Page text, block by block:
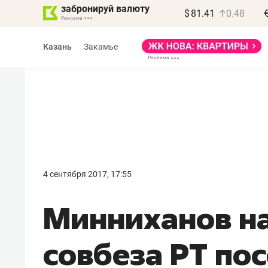
забронируй валюту $ 81.41 0.48
Казань Закамье
4 сентября 2017, 17:55
Минниханов
совбеза РТ
правил, бизнес может
потерять минимум
полгода»